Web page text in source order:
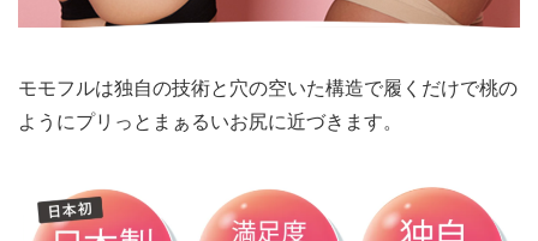
モモフルは独自の技術と穴の空いた構造で履くだけで桃の
ようにプリっとまぁるいお尻に近づきます。